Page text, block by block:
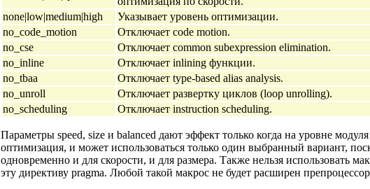
none|low|medium|high
Указывает уровень оптимизации.
no_code_motion
Отключает code motion.
no_cse
Отключает common subexpression elimination.
no_inline
Отключает inlining функции.
no_tbaa
Отключает type-based alias analysis.
no_unroll
Отключает развертку циклов (loop unrolling).
no_scheduling
Отключает instruction scheduling.
Параметры speed, size и balanced дают эффект только когда на уровне
оптимизация, и может использоваться только один выбранный вариант,
одновременно и для скорости, и для размера. Также нельзя использовать
эту директиву pragma. Любой такой макрос не будет расширен